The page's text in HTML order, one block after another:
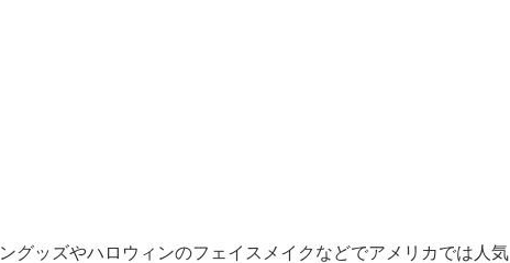
グッズやハロウィンのフェイスメイクなどでアメリカでは人気